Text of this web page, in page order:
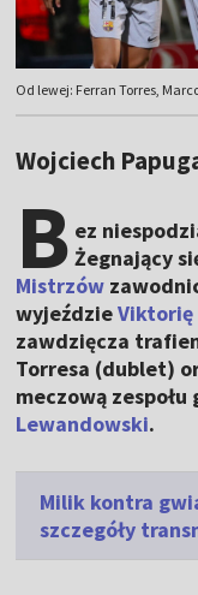
Od lewej: Ferran Torres,
Wojciech
B ez
Żegnający
Mistrzów
wyjeździeViktorię
zawdzięcza
Torresa (dublet)
meczową zespołu
Lewandowski.
Milik kontra
szczegóły